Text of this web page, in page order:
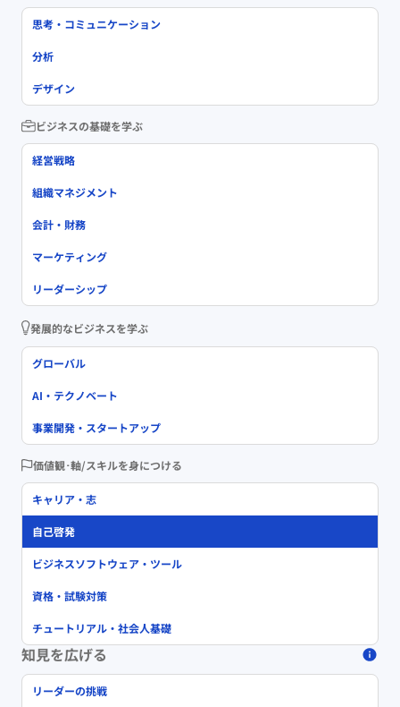
思考・コミュニケーション
分析
デザイン
ビジネスの基礎を学ぶ
経営戦略
組織マネジメント
会計・財務
マーケティング
リーダーシップ
発展的なビジネスを学ぶ
グローバル
AI・テクノベート
事業開発・スタートアップ
価値観･軸/スキルを身につける
キャリア・志
自己啓発
ビジネスソフトウェア・ツール
資格・試験対策
チュートリアル・社会人基礎
知見を広げる
リーダーの挑戦